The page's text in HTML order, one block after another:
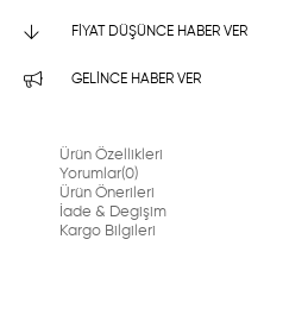
FIYAT DÜŞÜNCE HABER VER
GELINCE HABER VER
Ürün Özellikleri
Yorumlar(0)
Ürün Önerileri
İade & Degişim
Kargo Bilgileri